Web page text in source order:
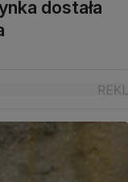
dostała